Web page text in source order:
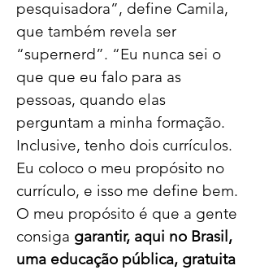
pesquisadora”, define Camila,
que também revela ser
“supernerd”. “Eu nunca sei o
que que eu falo para as
pessoas, quando elas
perguntam a minha formação.
Inclusive, tenho dois currículos.
Eu coloco o meu propósito no
currículo, e isso me define bem.
O meu propósito é que a gente
consiga garantir, aqui no Brasil,
uma educação pública, gratuita